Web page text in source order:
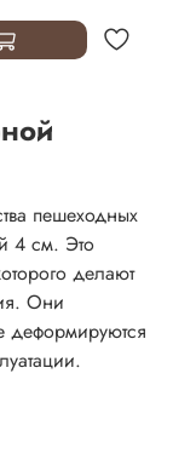
пешеходных
4 см. Это
делают
Они
деформируются